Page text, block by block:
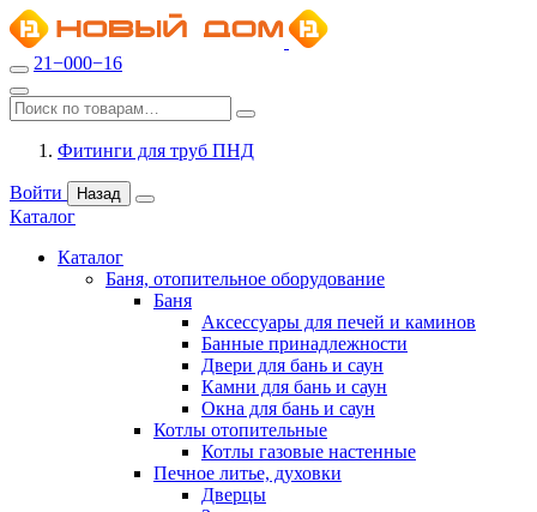
21−000−16
Фитинги для труб ПНД
Войти Назад
Каталог
Каталог
Баня, отопительное оборудование
Баня
Аксессуары для печей и каминов
Банные принадлежности
Двери для бань и саун
Камни для бань и саун
Окна для бань и саун
Котлы отопительные
Котлы газовые настенные
Печное литье, духовки
Дверцы